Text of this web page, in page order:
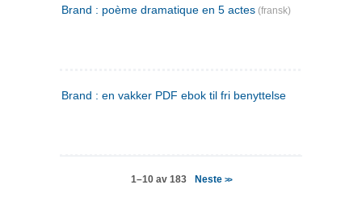
Brand : poème dramatique en 5 actes (fransk)
Brand : en vakker PDF ebok til fri benyttelse
1–10 av 183 Neste >>